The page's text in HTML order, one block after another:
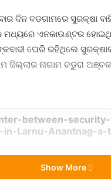
ଦିନ ବଡଗାମରେ ସୁରକ୍ଷା
ଏନକାଉଣ୍ଟର
ଘେରି ରହିଥିଲେ
ଜିଲ୍ଲାର ନାଗାମ ଚଡୁରା
between-
Larnu-Anantnag-
Show More